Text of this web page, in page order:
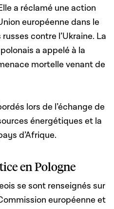
a réclamé une action
européenne dans le
contre l’Ukraine. La
a appelé à la
mortelle venant de
lors de l’échange de
énergétiques et la
d’Afrique.
en Pologne
se sont renseignés sur
européenne et